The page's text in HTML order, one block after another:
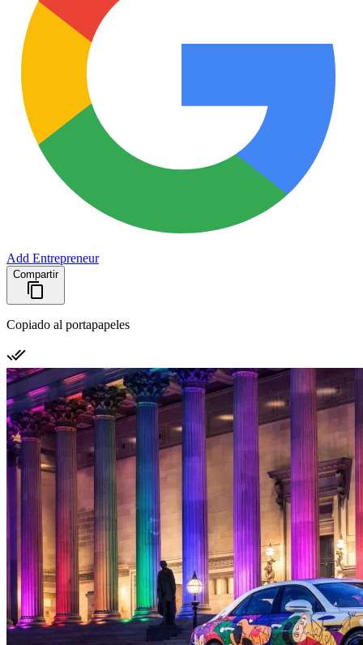
Add Entrepreneur
Compartir
Copiado al portapapeles